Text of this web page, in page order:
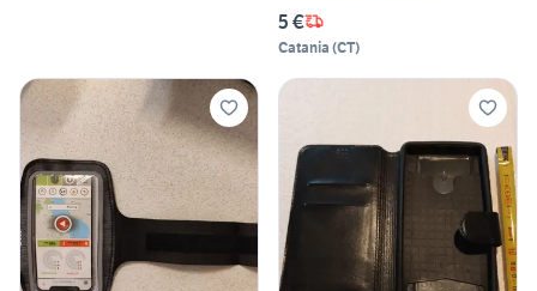
5 €
Catania (CT)